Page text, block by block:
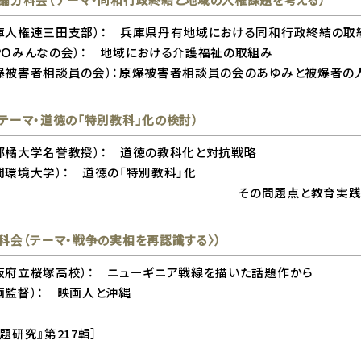
連三田支部）： 兵庫県丹有地域における同和行政終結の取
みんなの会）： 地域における介護福祉の取組み
害者相談員の会）：原爆被害者相談員の会のあゆみと被爆者の
ーマ・道徳の「特別教科」化の検討）
大学名誉教授）： 道徳の教科化と対抗戦略
境大学）： 道徳の「特別教科」化
題点と教育実践者の立
会（テーマ・戦争の実相を再認識する〉）
桜塚高校）： ニューギニア戦線を描いた話題作から
督）： 映画人と沖縄
研究』第217輯］